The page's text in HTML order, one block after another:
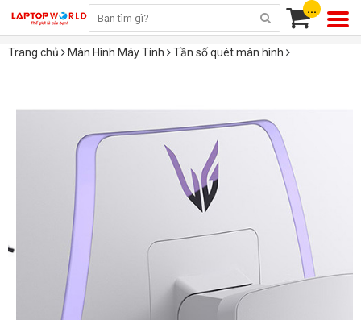
...
Trang chủ Màn Hình Máy Tính Tần số quét màn hình